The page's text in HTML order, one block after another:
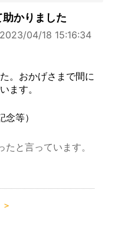
かりました
2023/04/18 15:16:34
。おかげさまで間に
ます。
等）
たと言っています。
＞